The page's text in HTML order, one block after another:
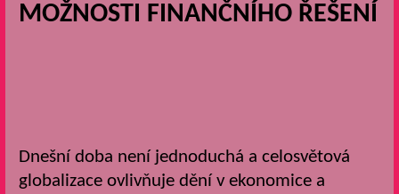
MOŽNOSTI FINANČNÍHO ŘEŠENÍ
Dnešní doba není jednoduchá a celosvětová
globalizace ovlivňuje dění v ekonomice a